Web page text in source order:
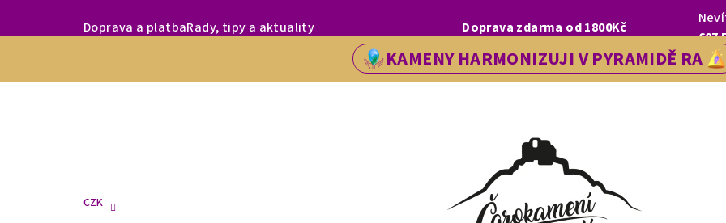
MILÍ ZÁKAZNÍCI, LETOS SE NA VÁS V NAŠÍ PRODEJNĚ V ŘEDHOŠTI BUDEME TĚŠIT
Doprava a platbaRady, tipy a aktuality Doprava zdarma od 1800Kč
607
KAMENY HARMONIZUJI V PYRAMIDĚ RA
CZK